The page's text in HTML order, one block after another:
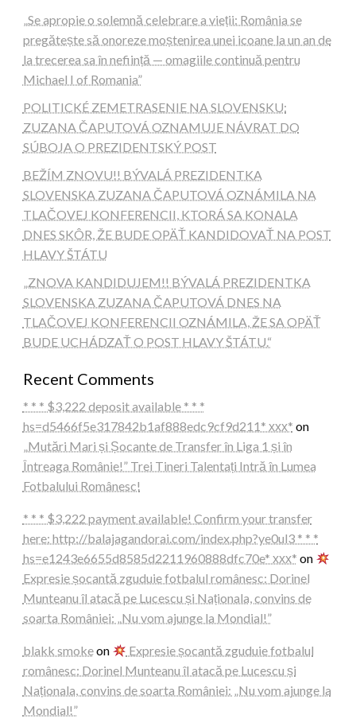
„Se apropie o solemnă celebrare a vieții: România se
pregătește să onoreze moștenirea unei icoane la un an de
la trecerea sa în neființă — omagiile continuă pentru
Michael I of Romania”
POLITICKÉ ZEMETRASENIE NA SLOVENSKU:
ZUZANA ČAPUTOVÁ OZNAMUJE NÁVRAT DO
SÚBOJA O PREZIDENTSKÝ POST
BEŽÍM ZNOVU!! BÝVALÁ PREZIDENTKA
SLOVENSKA ZUZANA ČAPUTOVÁ OZNÁMILA NA
TLAČOVEJ KONFERENCII, KTORÁ SA KONALA
DNES SKÔR, ŽE BUDE OPÄŤ KANDIDOVAŤ NA POST
HLAVY ŠTÁTU
„ZNOVA KANDIDUJEM!! BÝVALÁ PREZIDENTKA
SLOVENSKA ZUZANA ČAPUTOVÁ DNES NA
TLAČOVEJ KONFERENCII OZNÁMILA, ŽE SA OPÄŤ
BUDE UCHÁDZAŤ O POST HLAVY ŠTÁTU.“
Recent Comments
* * * $3,222 deposit available * * *
hs=d5466f5e317842b1af888edc9cf9d211* ххх* on
„Mutări Mari și Șocante de Transfer în Liga 1 și în
Întreaga Românie!” Trei Tineri Talentați Intră în Lumea
Fotbalului Românesc!
* * * $3,222 payment available! Confirm your transfer
here: http://balajagandorai.com/index.php?ye0ul3 * * *
hs=e1243e6655d8585d2211960888dfc70e* ххх* on
Expresie șocantă zguduie fotbalul românesc: Dorinel
Munteanu îl atacă pe Lucescu și Naționala, convins de
soarta României: „Nu vom ajunge la Mondial!”
blakk smokeon
Expresie șocantă zguduie fotbalul
românesc: Dorinel Munteanu îl atacă pe Lucescu și
Naționala, convins de soarta României: „Nu vom ajunge la
Mondial!”